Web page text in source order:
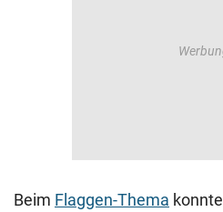
Beim Flaggen-Thema